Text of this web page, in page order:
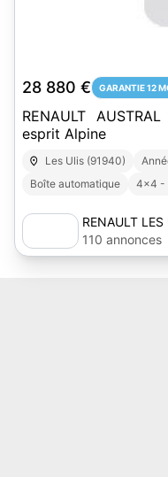
28 880 € GARANTIE 12
RENAULT
esprit Alpine
Les Ulis (91940)
Boîte automatique
4x4 -
RENAULT LES
110 annonces